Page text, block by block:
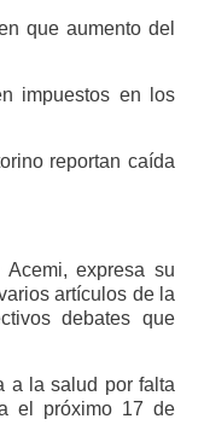
que aumento del
impuestos en los
reportan caída
expresa su
artículos de la
debates que
a la salud por falta
el próximo 17 de